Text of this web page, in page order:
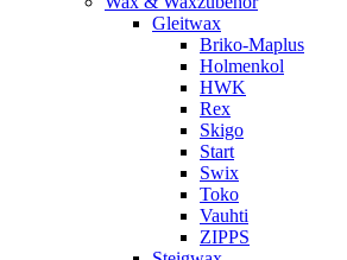
Gleitwax
Briko-Maplus
Holmenkol
HWK
Rex
Skigo
Start
Swix
Toko
Vauhti
ZIPPS